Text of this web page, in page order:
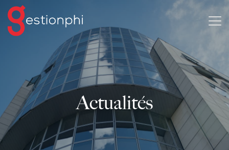
Actualités